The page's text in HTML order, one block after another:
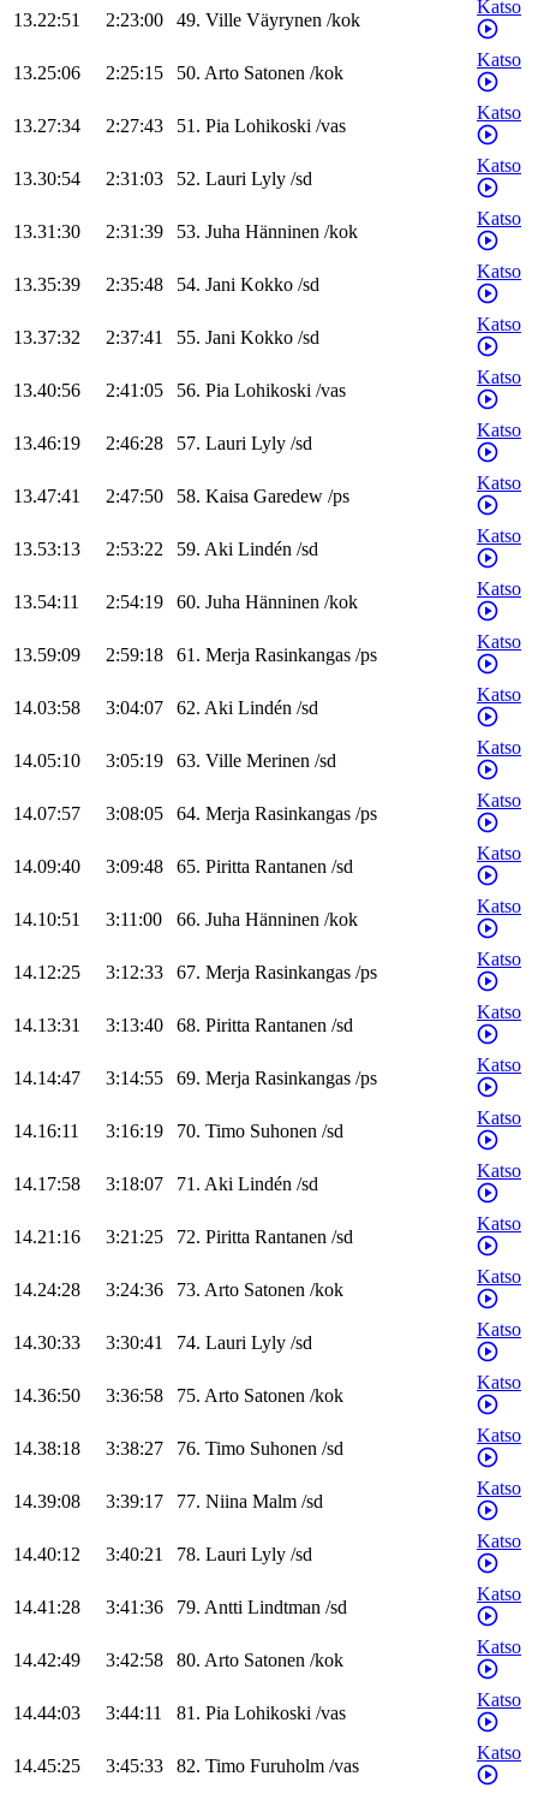
13.22:51 2:23:00 49. Ville Väyrynen /kok
Katso
13.25:06 2:25:15 50. Arto Satonen /kok
Katso
13.27:34 2:27:43 51. Pia Lohikoski /vas
Katso
13.30:54 2:31:03 52. Lauri Lyly /sd
Katso
13.31:30 2:31:39 53. Juha Hänninen /kok
Katso
13.35:39 2:35:48 54. Jani Kokko /sd
Katso
13.37:32 2:37:41 55. Jani Kokko /sd
Katso
13.40:56 2:41:05 56. Pia Lohikoski /vas
Katso
13.46:19 2:46:28 57. Lauri Lyly /sd
Katso
13.47:41 2:47:50 58. Kaisa Garedew /ps
Katso
13.53:13 2:53:22 59. Aki Lindén /sd
Katso
13.54:11 2:54:19 60. Juha Hänninen /kok
Katso
13.59:09 2:59:18 61. Merja Rasinkangas /ps
Katso
14.03:58 3:04:07 62. Aki Lindén /sd
Katso
14.05:10 3:05:19 63. Ville Merinen /sd
Katso
14.07:57 3:08:05 64. Merja Rasinkangas /ps
Katso
14.09:40 3:09:48 65. Piritta Rantanen /sd
Katso
14.10:51 3:11:00 66. Juha Hänninen /kok
Katso
14.12:25 3:12:33 67. Merja Rasinkangas /ps
Katso
14.13:31 3:13:40 68. Piritta Rantanen /sd
Katso
14.14:47 3:14:55 69. Merja Rasinkangas /ps
Katso
14.16:11 3:16:19 70. Timo Suhonen /sd
Katso
14.17:58 3:18:07 71. Aki Lindén /sd
Katso
14.21:16 3:21:25 72. Piritta Rantanen /sd
Katso
14.24:28 3:24:36 73. Arto Satonen /kok
Katso
14.30:33 3:30:41 74. Lauri Lyly /sd
Katso
14.36:50 3:36:58 75. Arto Satonen /kok
Katso
14.38:18 3:38:27 76. Timo Suhonen /sd
Katso
14.39:08 3:39:17 77. Niina Malm /sd
Katso
14.40:12 3:40:21 78. Lauri Lyly /sd
Katso
14.41:28 3:41:36 79. Antti Lindtman /sd
Katso
14.42:49 3:42:58 80. Arto Satonen /kok
Katso
14.44:03 3:44:11 81. Pia Lohikoski /vas
Katso
14.45:25 3:45:33 82. Timo Furuholm /vas
Katso